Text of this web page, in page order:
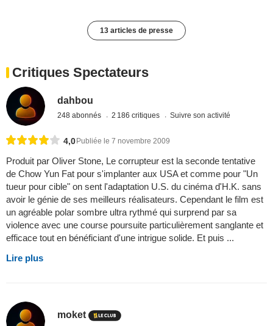
13 articles de presse
Critiques Spectateurs
dahbou
248 abonnés 2 186 critiques Suivre son activité
4,0Publiée le 7 novembre 2009
Produit par Oliver Stone, Le corrupteur est la seconde tentative
de Chow Yun Fat pour s'implanter aux USA et comme pour "Un
tueur pour cible" on sent l'adaptation U.S. du cinéma d'H.K. sans
avoir le génie de ses meilleurs réalisateurs. Cependant le film est
un agréable polar sombre ultra rythmé qui surprend par sa
violence avec une course poursuite particulièrement sanglante et
efficace tout en bénéficiant d'une intrigue solide. Et puis ...
Lire plus
moket